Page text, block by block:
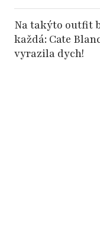
Na takýto outfit
každá: Cate
vyrazila dych!